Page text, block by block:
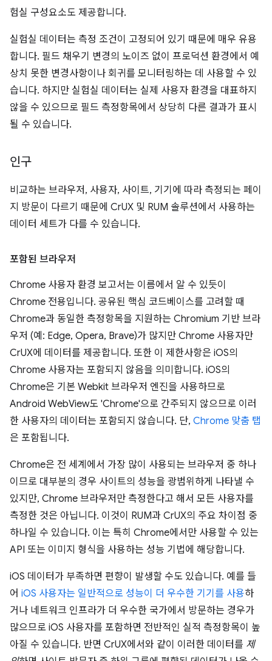
험실 구성요소도 제공합니다.
실험실 데이터는 측정 조건이 고정되어 있기 때문에 매우 유용
합니다. 필드 채우기 변경의 노이즈 없이 프로덕션 환경에서 예
상치 못한 변경사항이나 회귀를 모니터링하는 데 사용할 수 있
습니다. 하지만 실험실 데이터는 실제 사용자 환경을 대표하지
않을 수 있으므로 필드 측정항목에서 상당히 다른 결과가 표시
될 수 있습니다.
인구
비교하는 브라우저, 사용자, 사이트, 기기에 따라 측정되는 페이
지 방문이 다르기 때문에 CrUX 및 RUM 솔루션에서 사용하는
데이터 세트가 다를 수 있습니다.
포함된 브라우저
Chrome 사용자 환경 보고서는 이름에서 알 수 있듯이
Chrome 전용입니다. 공유된 핵심 코드베이스를 고려할 때
Chrome과 동일한 측정항목을 지원하는 Chromium 기반 브라
우저 (예: Edge, Opera, Brave)가 많지만 Chrome 사용자만
CrUX에 데이터를 제공합니다. 또한 이 제한사항은 iOS의
Chrome 사용자는 포함되지 않음을 의미합니다. iOS의
Chrome은 기본 Webkit 브라우저 엔진을 사용하므로
Android WebView도 'Chrome'으로 간주되지 않으므로 이러
한 사용자의 데이터는 포함되지 않습니다. 단, Chrome 맞춤 탭
은 포함됩니다.
Chrome은 전 세계에서 가장 많이 사용되는 브라우저 중 하나
이므로 대부분의 경우 사이트의 성능을 광범위하게 나타낼 수
있지만, Chrome 브라우저만 측정한다고 해서 모든 사용자를
측정한 것은 아닙니다. 이것이 RUM과 CrUX의 주요 차이점 중
하나일 수 있습니다. 이는 특히 Chrome에서만 사용할 수 있는
API 또는 이미지 형식을 사용하는 성능 기법에 해당합니다.
iOS 데이터가 부족하면 편향이 발생할 수도 있습니다. 예를 들
어 iOS 사용자는 일반적으로 성능이 더 우수한 기기를 사용하
거나 네트워크 인프라가 더 우수한 국가에서 방문하는 경우가
많으므로 iOS 사용자를 포함하면 전반적인 실적 측정항목이 높
아질 수 있습니다. 반면 CrUX에서와 같이 이러한 데이터를 제